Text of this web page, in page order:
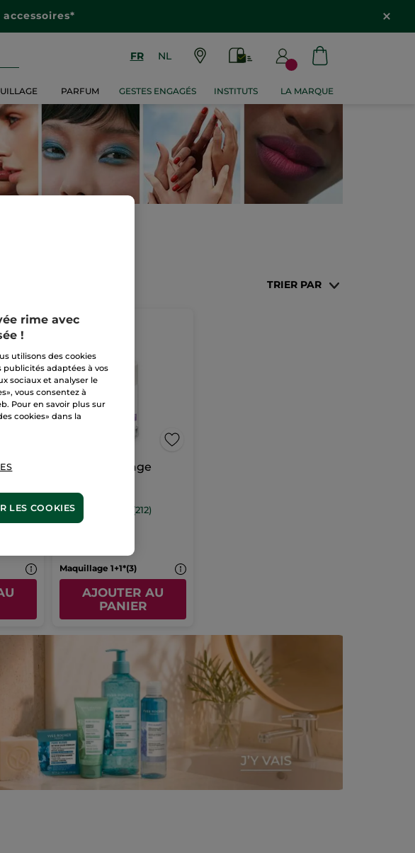
FR NL
PARFUM GESTES ENGAGÉS INSTITUTS LA MARQUE
TRIER PAR
Goutte séchage
Flacon pipette
(212)
Maquillage 1+1*(3)
AJOUTER AU
PANIER
rime avec
!
utilisons des cookies
publicités adaptées à vos
sociaux et analyser le
vous consentez à
Pour en savoir plus sur
cookies» dans la
LES COOKIES